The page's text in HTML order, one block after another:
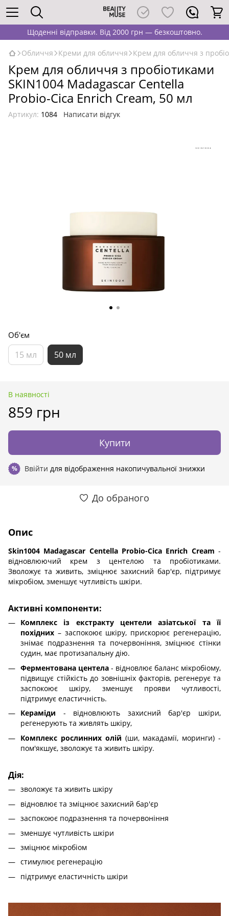
Щоденні відправки. Від 2000 грн — безкоштовно.
Обличчя Креми для обличчя Крем для обличчя з
Крем для обличчя з пробіотиками
SKIN1004 Madagascar Centella
Probio-Cica Enrich Cream, 50 мл
Артикул: 1084 Написати відгук
Об'єм
15 мл 50 мл
В наявності
859 грн
Купити
% Ввійти для відображення накопичувальної знижки
До обраного
Опис
Skin1004 Madagascar Centella Probio-Cica Enrich Cream -
відновлюючий крем з центелою та пробіотиками.
Зволожує та живить, зміцнює захисний бар'єр, підтримує
мікробіом, зменшує чутливість шкіри.
Активні компоненти:
Комплекс із екстракту центели азіатської та її
похідних – заспокоює шкіру, прискорює регенерацію,
знімає подразнення та почервоніння, зміцнює стінки
судин, має протизапальну дію.
Ферментована центела - відновлює баланс мікробіому,
підвищує стійкість до зовнішніх факторів, регенерує та
заспокоює шкіру, зменшує прояви чутливості,
підтримує еластичність.
Кераміди - відновлюють захисний бар'єр шкіри,
регенерують та живлять шкіру,
Комплекс рослинних олій (ши, макадамії, моринги) -
пом'якшує, зволожує та живить шкіру.
Дія:
зволожує та живить шкіру
відновлює та зміцнює захисний бар'єр
заспокоює подразнення та почервоніння
зменшує чутливість шкіри
зміцнює мікробіом
стимулює регенерацію
підтримує еластичність шкіри